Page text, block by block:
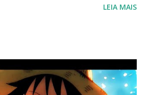
LEIA MAIS